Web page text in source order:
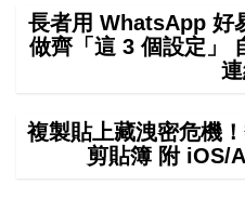
長者用 WhatsApp 好
做齊「這 3 個設定」
複製貼上藏洩密危機
剪貼簿 附 iOS/